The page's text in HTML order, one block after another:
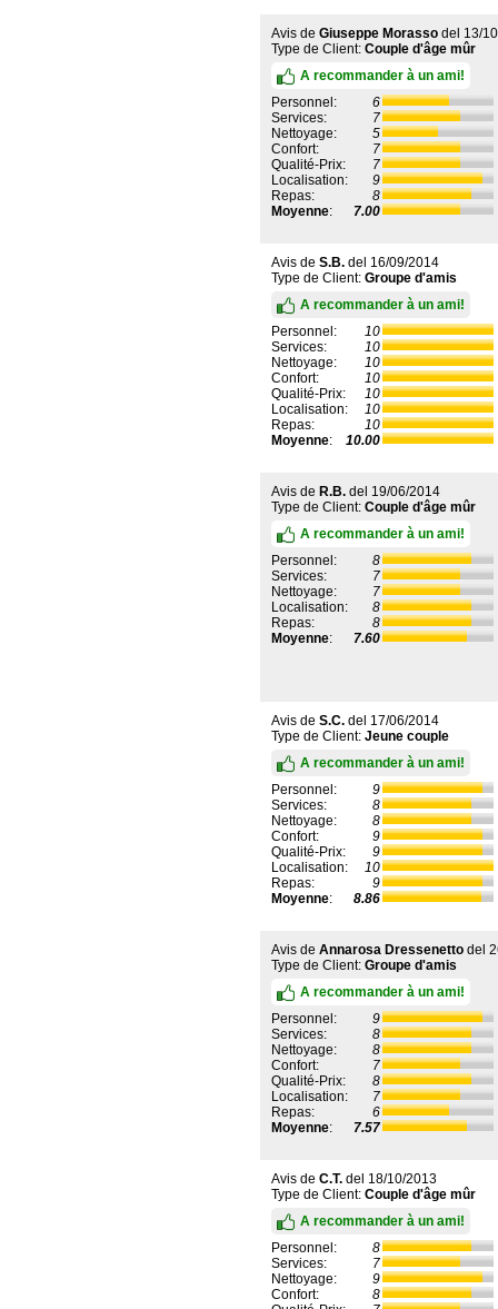
Avis de Giuseppe Morasso del 13/
Type de Client: Couple d'âge mûr
A recommander à un ami!
Personnel:
6
Services:
7
Nettoyage:
5
Confort:
7
Qualité-Prix:
7
Localisation:
9
Repas:
8
Moyenne: 7.00
Avis de S.B. del 16/09/2014
Type de Client: Groupe d'amis
A recommander à un ami!
Personnel:
10
Services:
10
Nettoyage:
10
Confort:
10
Qualité-Prix:
10
Localisation:
10
Repas:
10
Moyenne: 10.00
Avis de R.B. del 19/06/2014
Type de Client: Couple d'âge mûr
A recommander à un ami!
Personnel:
8
Services:
7
Nettoyage:
7
Localisation:
8
Repas:
8
Moyenne: 7.60
Avis de S.C. del 17/06/2014
Type de Client: Jeune couple
A recommander à un ami!
Personnel:
9
Services:
8
Nettoyage:
8
Confort:
9
Qualité-Prix:
9
Localisation:
10
Repas:
9
Moyenne: 8.86
Avis de Annarosa Dressenetto del
Type de Client: Groupe d'amis
A recommander à un ami!
Personnel:
9
Services:
8
Nettoyage:
8
Confort:
7
Qualité-Prix:
8
Localisation:
7
Repas:
6
Moyenne: 7.57
Avis de C.T. del 18/10/2013
Type de Client: Couple d'âge mûr
A recommander à un ami!
Personnel:
8
Services:
7
Nettoyage:
9
Confort:
8